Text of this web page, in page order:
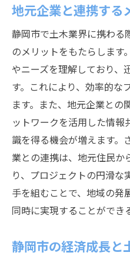
地元企業と連携する
静岡市で土木業界に携わる
のメリットをもたらします
やニーズを理解しており、
す。これにより、効率的な
ます。また、地元企業との
ットワークを活用した情
識を得る機会が増えます。
業との連携は、地元住民か
り、プロジェクトの円滑な
手を組むことで、地域の発
同時に実現することができ
静岡市の経済成長と